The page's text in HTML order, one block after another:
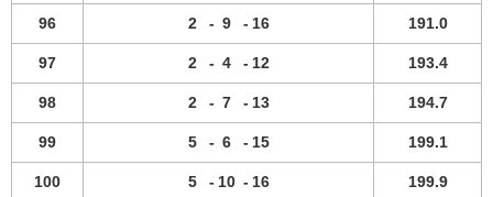
96 2 - 9 - 16 191.0
97 2 - 4 - 12 193.4
98 2 - 7 - 13 194.7
99 5 - 6 - 15 199.1
100 5 - 10 - 16 199.9